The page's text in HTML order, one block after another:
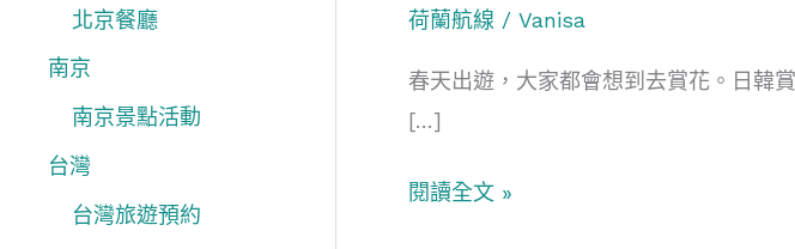
北京餐廳
南京
南京景點活動
台灣
台灣旅遊預約
荷蘭航線 / Vanisa
春天出遊，大家都會想到去賞花。日韓
[…]
閱讀全文 »